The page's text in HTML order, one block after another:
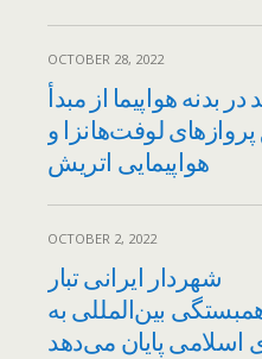
OCTOBER 28, 2022
هواپیما از مبدأ
پروازهای لوفت‌هانزا و
هواپیمایی اتریش
OCTOBER 2, 2022
شهردار ایرانی تبار
بین‌المللی به
اسلامی پایان می‌دهد